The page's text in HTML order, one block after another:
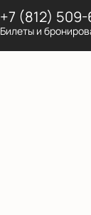
+7 (812)
Билеты и